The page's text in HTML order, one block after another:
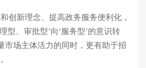
新理念、提高政务服务便利化，
型、审批型’向‘服务型’的意识转
市场主体活力的同时，更有助于招